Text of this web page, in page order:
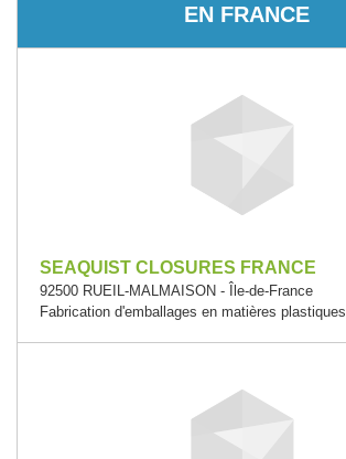
EN FRANCE
SEAQUIST CLOSURES FRANCE
92500 RUEIL-MALMAISON - Île-de-France
Fabrication d'emballages en matières plastiques